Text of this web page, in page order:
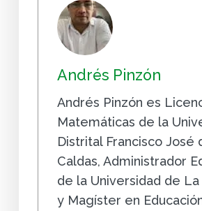
Andrés Pinzón
Andrés Pinzón es
Matemáticas de la
Distrital Francisco José
Caldas, Administrador
de la Universidad de La
y Magíster en